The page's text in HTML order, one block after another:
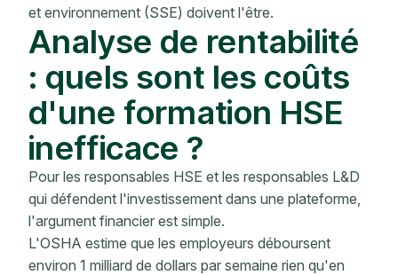
et environnement (SSE) doivent l'être.
Analyse de rentabilité
: quels sont les coûts
d'une formation HSE
inefficace ?
Pour les responsables HSE et les responsables L&D
qui défendent l'investissement dans une plateforme,
l'argument financier est simple.
L'OSHA estime que les employeurs déboursent
environ 1 milliard de dollars par semaine rien qu'en